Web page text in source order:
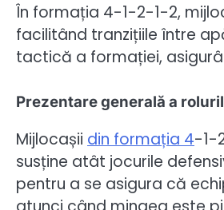
În formația 4-1-2-1-2,
facilitând tranzițiile între
tactică a formației,
Prezentare generală a
Mijlocașii din formația 4-1-
susține atât jocurile
pentru a se asigura că